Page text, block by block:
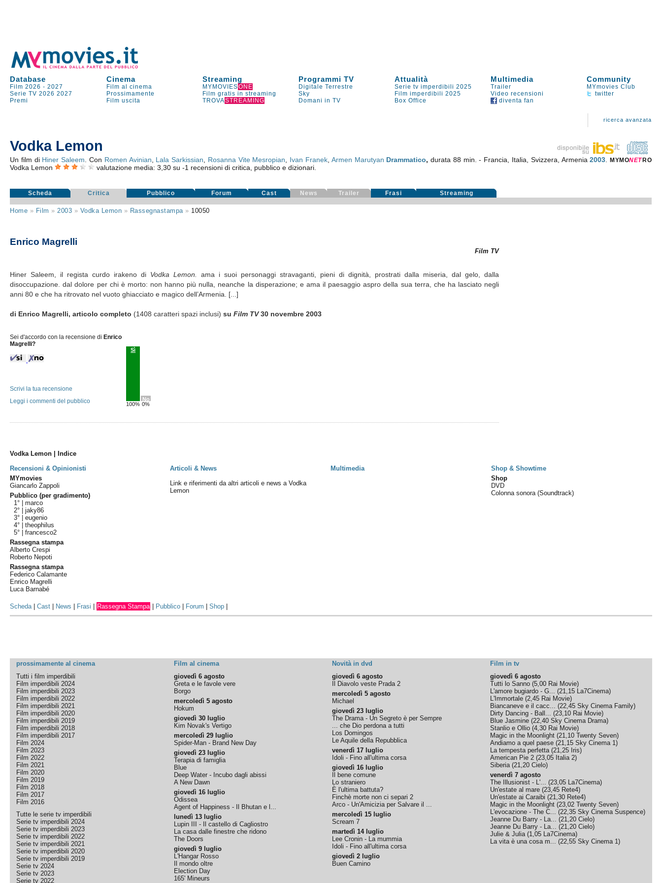
Database Cinema Streaming Programmi TV Attualità Multimedia Community
Film 2026 -2027 Film al cinema MYMOVIESONE Digitale Terrestre Serie tv imperdibili 2025 Trailer
MYmovies Club
Serie TV 2026 2027 Prossimamente Film gratis in streaming Sky Film imperdibili 2025 Video recensioni
twitter
Premi
Film uscita TROVASTREAMING Domani in TV Box Office diventa fan
ricerca avanzata
Vodka Lemon
Un film di Hiner Saleem . Con Romen Avinian Lala Sarkissian Rosanna Vite Mesropian Ivan Franek Armen Marutyan Drammatico,durata 88 min. - Francia, Italia, Svizzera, Armenia2003 .MYMONET RO
Vodka Lemon valutazione media:3,30 su-1 recensioni di critica, pubblico e dizionari.
Scheda Critica Pubblico Forum Cast News Trailer Frasi Streaming
Home » Film » 2003 » Vodka Lemon » Rassegnastampa» 10050
Enrico Magrelli
Film TV
Hiner Saleem, il regista curdo irakeno di Vodka Lemon.ama i suoi personaggi stravaganti, pieni di dignità, prostrati dalla miseria, dal gelo, dalla
disoccupazione. dal dolore per chi è morto: non hanno più nulla, neanche la disperazione; e ama il paesaggio aspro della sua terra, che ha lasciato negli
anni 80 e che ha ritrovato nel vuoto ghiacciato e magico dell’Armenia. [...]
di Enrico Magrelli, articolo completo (1408 caratteri spazi inclusi)suFilm TV30 novembre 2003
Sei d'accordo con la recensione di Enrico
Magrelli?
Sì
100%
No
0%
Scrivi la tua recensione
Leggi i commenti del pubblico
Vodka Lemon | Indice
Recensioni & Opinionisti
Articoli & News Multimedia
Shop & Showtime
MYmovies
Giancarlo Zappoli
Pubblico (per gradimento)
1° |marco
2° |jaky86
3° |eugenio
4° |theophilus
5° |francesco2
Rassegna stampa
Alberto Crespi
Roberto Nepoti
Rassegna stampa
Federico Calamante
Enrico Magrelli
Luca Barnabé
Link e riferimenti da altri articoli e news a Vodka
Lemon
Shop
DVD
Colonna sonora (Soundtrack)
Scheda|Cast News Frasi Rassegna Stampa Pubblico Forum |Shop
prossimamente al cinema Film al cinema Novità in dvd
Film in tv
Tutti i film imperdibili
Film imperdibili 2024
Film imperdibili 2023
Film imperdibili 2022
Film imperdibili 2021
Film imperdibili 2020
Film imperdibili 2019
Film imperdibili 2018
Film imperdibili 2017
Film 2024
Film 2023
Film 2022
Film 2021
Film 2020
Film 2019
Film 2018
Film 2017
Film 2016
Tutte le serie tv imperdibili
Serie tv imperdibili 2024
Serie tv imperdibili 2023
Serie tv imperdibili 2022
Serie tv imperdibili 2021
Serie tv imperdibili 2020
Serie tv imperdibili 2019
Serie tv 2024
Serie tv 2023
Serie tv 2022
giovedì 6 agosto
Greta e le favole vere
Borgo
mercoledì 5 agosto
Hokum
giovedì 30 luglio
Kim Novak's Vertigo
mercoledì 29 luglio
Spider-Man - Brand New Day
giovedì 23 luglio
Terapia di famiglia
Blue
Deep Water - Incubo dagli abissi
A New Dawn
giovedì 16 luglio
Odissea
Agent of Happiness - Il Bhutan e l...
lunedì 13 luglio
Lupin III - Il castello di Cagliostro
La casa dalle finestre che ridono
The Doors
giovedì 9 luglio
L'Hangar Rosso
Il mondo oltre
Election Day
165' Mineurs
giovedì 6 agosto
Il Diavolo veste Prada 2
mercoledì 5 agosto
Michael
giovedì 23 luglio
The Drama - Un Segreto è per Sempre
... che Dio perdona a tutti
Los Domingos
Le Aquile della Repubblica
venerdì 17 luglio
Idoli - Fino all'ultima corsa
giovedì 16 luglio
Il bene comune
Lo straniero
È l'ultima battuta?
Finchè morte non ci separi 2
Arco - Un'Amicizia per Salvare il ...
mercoledì 15 luglio
Scream 7
martedì 14 luglio
Lee Cronin - La mummia
Idoli - Fino all'ultima corsa
giovedì 2 luglio
Buen Camino
giovedì 6 agosto
Tutti lo Sanno (5,00 Rai Movie)
L'amore bugiardo - G... (21,15 La7Cinema)
L'Immortale (2,45 Rai Movie)
Biancaneve e il cacc... (22,45 Sky Cinema Family)
Dirty Dancing - Ball... (23,10 Rai Movie)
Blue Jasmine (22,40 Sky Cinema Drama)
Stanlio e Ollio (4,30 Rai Movie)
Magic in the Moonlight (21,10 Twenty Seven)
Andiamo a quel paese (21,15 Sky Cinema 1)
La tempesta perfetta(21,25 Iris)
American Pie 2 (23,05 Italia 2)
Siberia(21,20 Cielo)
venerdì 7 agosto
The Illusionist - L'... (23,05 La7Cinema)
Un'estate al mare (23,45 Rete4)
Un'estate ai Caraibi (21,30 Rete4)
Magic in the Moonlight (23,02 Twenty Seven)
L'evocazione - The C... (22,35 Sky Cinema Suspence)
Jeanne Du Barry - La... (21,20 Cielo)
Jeanne Du Barry - La... (21,20 Cielo)
Julie & Julia(1,05 La7Cinema)
La vita è una cosa m... (22,55 Sky Cinema 1)